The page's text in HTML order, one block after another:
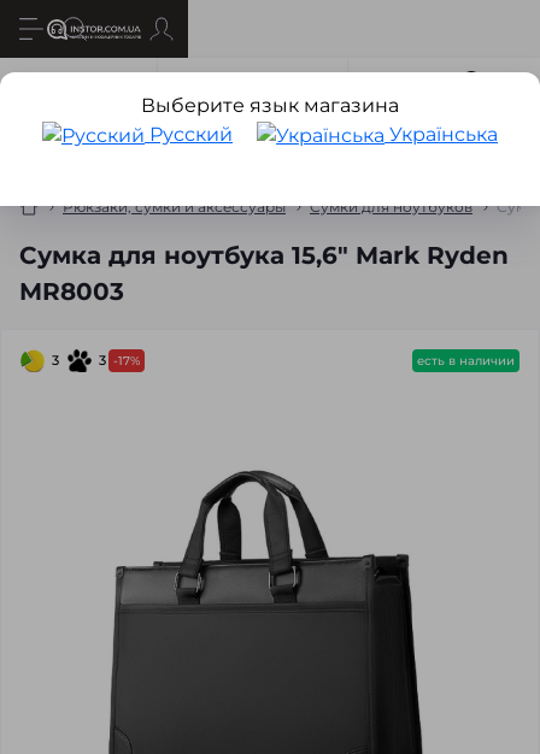
Рюкзаки, сумки и аксессуары Сумки для ноутбуков
Выберите язык магазина
Русский
Українська
Сумка для ноутбука 15,6" Mark Ryden
MR8003
Все о товаре Характеристики Отзывов
3 3 -17% есть в наличии